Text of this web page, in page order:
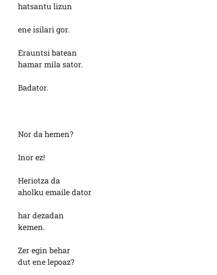
hatsantu lizun
ene isilari gor.
Erauntsi batean
hamar mila sator.
Badator.
Nor da hemen?
Inor ez!
Heriotza da
aholku emaile dator
har dezadan
kemen.
Zer egin behar
dut ene lepoaz?